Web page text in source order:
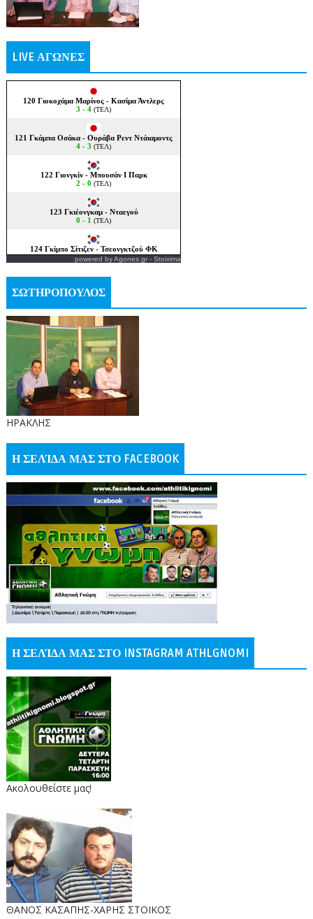
LIVE ΑΓΩΝΕΣ
powered byAgones.gr- Stoixima
ΣΩΤΗΡΟΠΟΥΛΟΣ
ΗΡΑΚΛΗΣ
Η ΣΕΛΊΔΑ ΜΑΣ ΣΤΟ FACEBOOK
Η ΣΕΛΊΔΑ ΜΑΣ ΣΤΟ INSTAGRAM ATHLGNOMI
Ακολουθείστε μας!
ΘΑΝΟΣ ΚΑΣΑΠΗΣ-ΧΑΡΗΣ ΣΤΟΙΚΟΣ